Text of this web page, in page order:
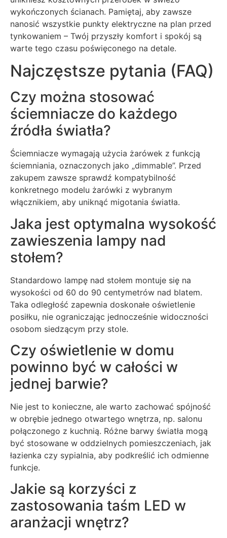
wykończonych ścianach. Pamiętaj, aby zawsze
nanosić wszystkie punkty elektryczne na plan przed
tynkowaniem – Twój przyszły komfort i spokój są
warte tego czasu poświęconego na detale.
Najczęstsze pytania (FAQ)
Czy można stosować
ściemniacze do każdego
źródła światła?
Ściemniacze wymagają użycia żarówek z funkcją
ściemniania, oznaczonych jako „dimmable”. Przed
zakupem zawsze sprawdź kompatybilność
konkretnego modelu żarówki z wybranym
włącznikiem, aby uniknąć migotania światła.
Jaka jest optymalna wysokość
zawieszenia lampy nad
stołem?
Standardowo lampę nad stołem montuje się na
wysokości od 60 do 90 centymetrów nad blatem.
Taka odległość zapewnia doskonałe oświetlenie
posiłku, nie ograniczając jednocześnie widoczności
osobom siedzącym przy stole.
Czy oświetlenie w domu
powinno być w całości w
jednej barwie?
Nie jest to konieczne, ale warto zachować spójność
w obrębie jednego otwartego wnętrza, np. salonu
połączonego z kuchnią. Różne barwy światła mogą
być stosowane w oddzielnych pomieszczeniach, jak
łazienka czy sypialnia, aby podkreślić ich odmienne
funkcje.
Jakie są korzyści z
zastosowania taśm LED w
aranżacji wnętrz?